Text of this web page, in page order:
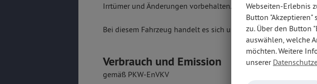
Irrtümer und Änderungen vorbehalten. Weitere Informationen
Bei diesem Fahrzeug handelt es sich um ein ehemaliges
Verbrauch und Emission
gemäß PKW-EnVKV
Webseiten-Erlebnis
Button "Akzeptieren"
zu. Über den Button
auswählen, welche
möchten. Weitere
unserer